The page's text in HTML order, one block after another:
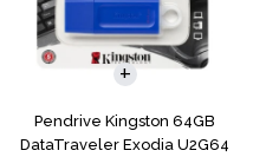
Pendrive Kingston 64GB
DataTraveler Exodia U2G64